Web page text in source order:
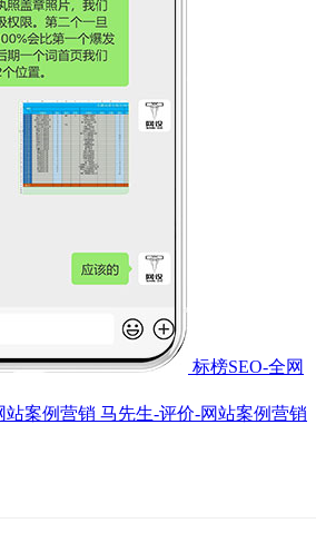
标榜SEO-全网
马先生-评价-网站案例营销